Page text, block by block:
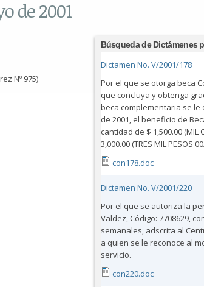
de 2001
Nº 975)
Búsqueda de Dictámenes
Dictamen No. V/2001/178
Por el que se otorga beca
que concluya y obtenga
beca complementaria se le
de 2001, el beneficio de
cantidad de $ 1,500.00 (MIL
3,000.00 (TRES MIL
con178.doc
Dictamen No. V/2001/220
Por el que se autoriza la
Valdez, Código: 7708629,
semanales, adscrita al
a quien se le reconoce al
servicio.
con220.doc